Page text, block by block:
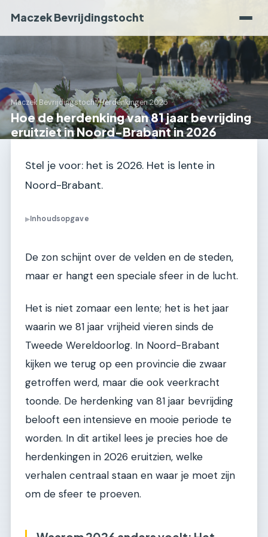
Maczek Bevrijdingstocht
Maczek Bevrijdingstocht›Herdenkingen 2025
Hoe de herdenking van 81 jaar bevrijding
eruitziet in Noord-Brabant in 2026
Stel je voor: het is 2026. Het is lente in
Noord-Brabant.
▶Inhoudsopgave
De zon schijnt over de velden en de steden,
maar er hangt een speciale sfeer in de lucht.
Het is niet zomaar een lente; het is het jaar
waarin we 81 jaar vrijheid vieren sinds de
Tweede Wereldoorlog. In Noord-Brabant
kijken we terug op een provincie die zwaar
getroffen werd, maar die ook veerkracht
toonde. De herdenking van 81 jaar bevrijding
belooft een intensieve en mooie periode te
worden. In dit artikel lees je precies hoe de
herdenkingen in 2026 eruitzien, welke
verhalen centraal staan en waar je moet zijn
om de sfeer te proeven.